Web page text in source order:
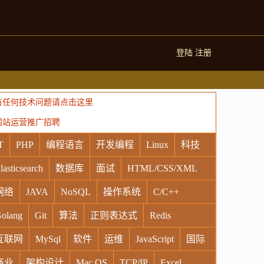
登陆 注册
任何技术问题请点击这里
站运营推广招聘
PHP 编程语言 开发编程 Linux 科技
数据库 面试 HTML/CSS/XML
络 JAVA NoSQL 操作系统 C/C++
Git 算法 正则表达式 Redis
联网 MySql 软件 运维 JavaScript 国际